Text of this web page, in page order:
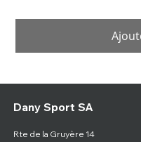
Dany Sport SA
Rte de la Gruyère 14